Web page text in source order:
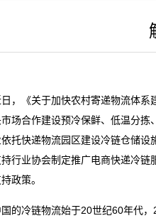
全国统一大市场
战略
全国统一大市场
战略
，《关于加快农村寄递物流体系
场合作建设预冷保鲜、低温分拣
依托快递物流园区建设冷链仓储设
持行业协会制定推广电商快递冷
政策。
国的冷链物流始于20世纪60年代